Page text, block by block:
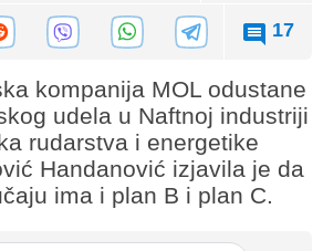
17
kompanija MOL odustane
udela u Naftnoj industriji
rudarstva i energetike
Handanović izjavila je da
ima i plan B i plan C.